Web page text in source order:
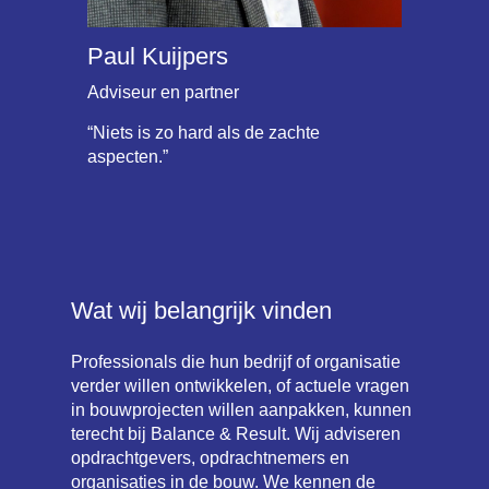
Paul Kuijpers
Adviseur en partner
“Niets is zo hard als de zachte
aspecten.”
Wat wij belangrijk vinden
Professionals die hun bedrijf of organisatie
verder willen ontwikkelen, of actuele vragen
in bouwprojecten willen aanpakken, kunnen
terecht bij Balance & Result. Wij adviseren
opdrachtgevers, opdrachtnemers en
organisaties in de bouw. We kennen de